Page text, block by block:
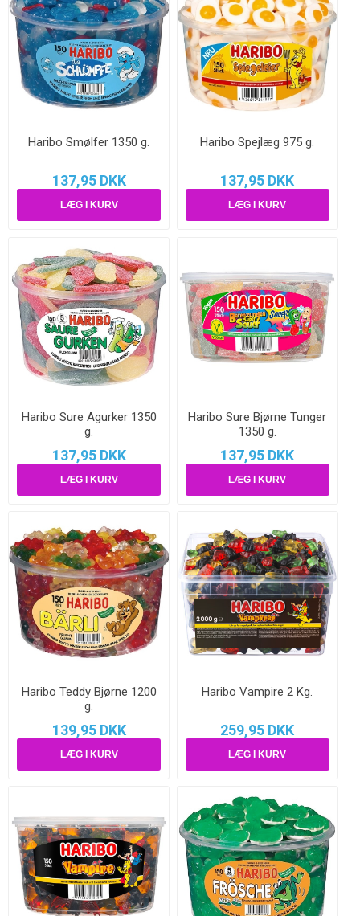
Haribo Smølfer 1350 g.
137,95 DKK
Haribo Spejlæg 975 g.
137,95 DKK
Haribo Sure Agurker 1350
g.
137,95 DKK
Haribo Sure Bjørne Tunger
1350 g.
137,95 DKK
Haribo Teddy Bjørne 1200
g.
139,95 DKK
Haribo Vampire 2 Kg.
259,95 DKK